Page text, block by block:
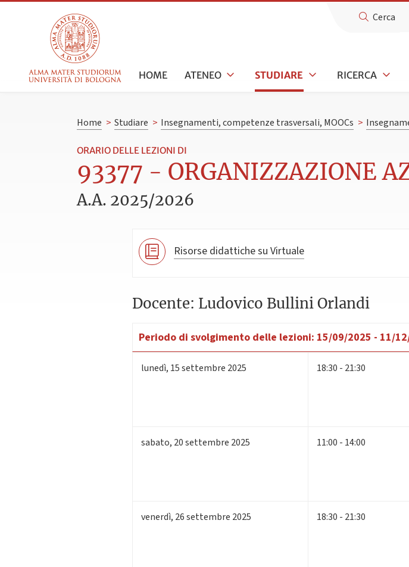
Cerca
HOME ATENEO STUDIARE RICERCA
Home > Studiare > Insegnamenti, competenze trasversali, MOOCs >
ORARIO DELLE LEZIONI DI
93377 - ORGANIZZAZIONE
A.A. 2025/2026
Risorse didattiche su Virtuale
Docente: Ludovico Bullini Orlandi
Periodo di svolgimento delle lezioni: 15/09/2025 - 11/
lunedì, 15settembre 2025 18:30 - 21:30
sabato, 20settembre 2025 11:00 - 14:00
venerdì, 26settembre 2025 18:30 - 21:30